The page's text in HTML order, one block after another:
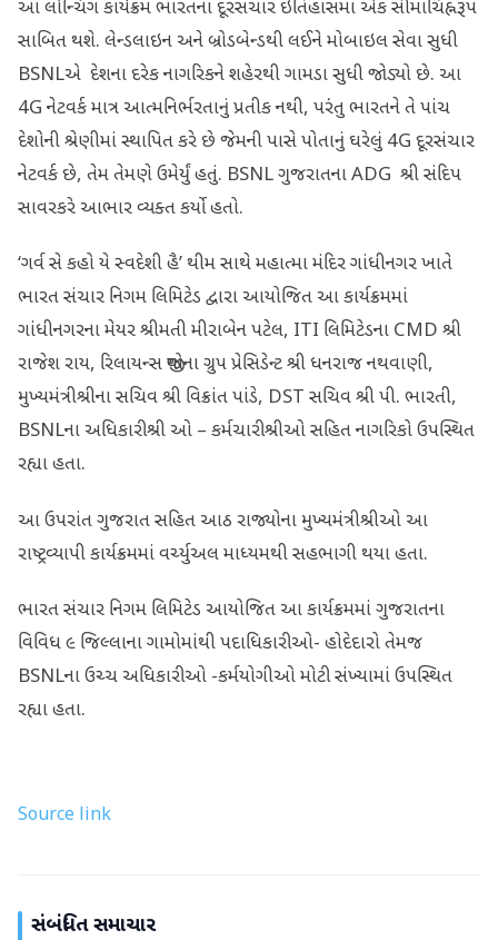
આ લોન્ચિંગ કાર્યક્રમ ભારતના દૂરસંચાર ઇતિહાસમાં એક સીમાચિહ્નરૂપ
સાબિત થશે. લેન્ડલાઇન અને બ્રોડબેન્ડથી લઈને મોબાઇલ સેવા સુધી
BSNLએ દેશના દરેક નાગરિકને શહેરથી ગામડા સુધી જોડ્યો છે. આ
4G નેટવર્ક માત્ર આત્મનિર્ભરતાનું પ્રતીક નથી, પરંતુ ભારતને તે પાંચ
દેશોની શ્રેણીમાં સ્થાપિત કરે છે જેમની પાસે પોતાનું ઘરેલું 4G દૂરસંચાર
નેટવર્ક છે, તેમ તેમણે ઉમેર્યું હતું. BSNL ગુજરાતના ADG શ્રી સંદિપ
સાવરકરે આભાર વ્યક્ત કર્યો હતો.
‘ગર્વ સે કહો યે સ્વદેશી હૈ’ થીમ‌ સાથે મહાત્મા મંદિર ગાંધીનગર ખાતે
ભારત સંચાર નિગમ લિમિટેડ દ્વારા આયોજિત આ કાર્યક્રમમાં
ગાંધીનગરના મેયર શ્રીમતી મીરાબેન પટેલ, ITI લિમિટેડના CMD શ્રી
રાજેશ રાય, રિલાયન્સ જીયોના ગ્રુપ પ્રેસિડેન્ટ શ્રી ધનરાજ નથવાણી,
મુખ્યમંત્રીશ્રીના સચિવ શ્રી વિક્રાંત પાંડે, DST સચિવ શ્રી પી. ભારતી,
BSNLના અધિકારીશ્રી ઓ – કર્મચારીશ્રીઓ સહિત નાગરિકો ઉપસ્થિત
રહ્યા હતા.
આ ઉપરાંત ગુજરાત સહિત આઠ રાજ્યોના મુખ્યમંત્રીશ્રીઓ આ
રાષ્ટ્રવ્યાપી કાર્યક્રમમાં વર્ચ્યુઅલ માધ્યમથી સહભાગી થયા હતા.
ભારત સંચાર નિગમ લિમિટેડ આયોજિત આ કાર્યક્રમમાં ગુજરાતના
વિવિધ ૯ જિલ્લાના ગામોમાંથી પદાધિકારીઓ- હોદેદારો તેમજ
BSNLના ઉચ્ચ અધિકારીઓ -કર્મયોગીઓ મોટી સંખ્યામાં ઉપસ્થિત
રહ્યા હતા.
Source link
સંબંધિત સમાચાર